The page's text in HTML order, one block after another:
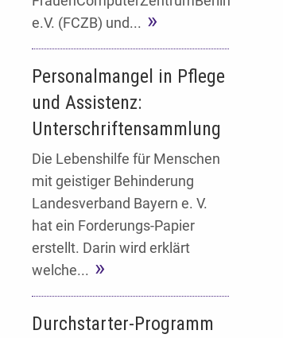
e.V. (FCZB) und...
Personalmangel in Pflege
und Assistenz:
Unterschriftensammlung
Die Lebenshilfe für Menschen
mit geistiger Behinderung
Landesverband Bayern e. V.
hat ein Forderungs-Papier
erstellt. Darin wird erklärt
welche...
Durchstarter-Programm